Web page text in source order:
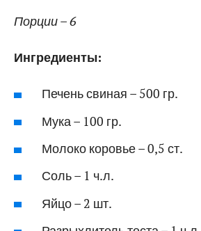
Порции – 6
Ингредиенты:
Печень свиная – 500 гр.
Мука – 100 гр.
Молоко коровье – 0,5 ст.
Соль – 1 ч.л.
Яйцо – 2 шт.